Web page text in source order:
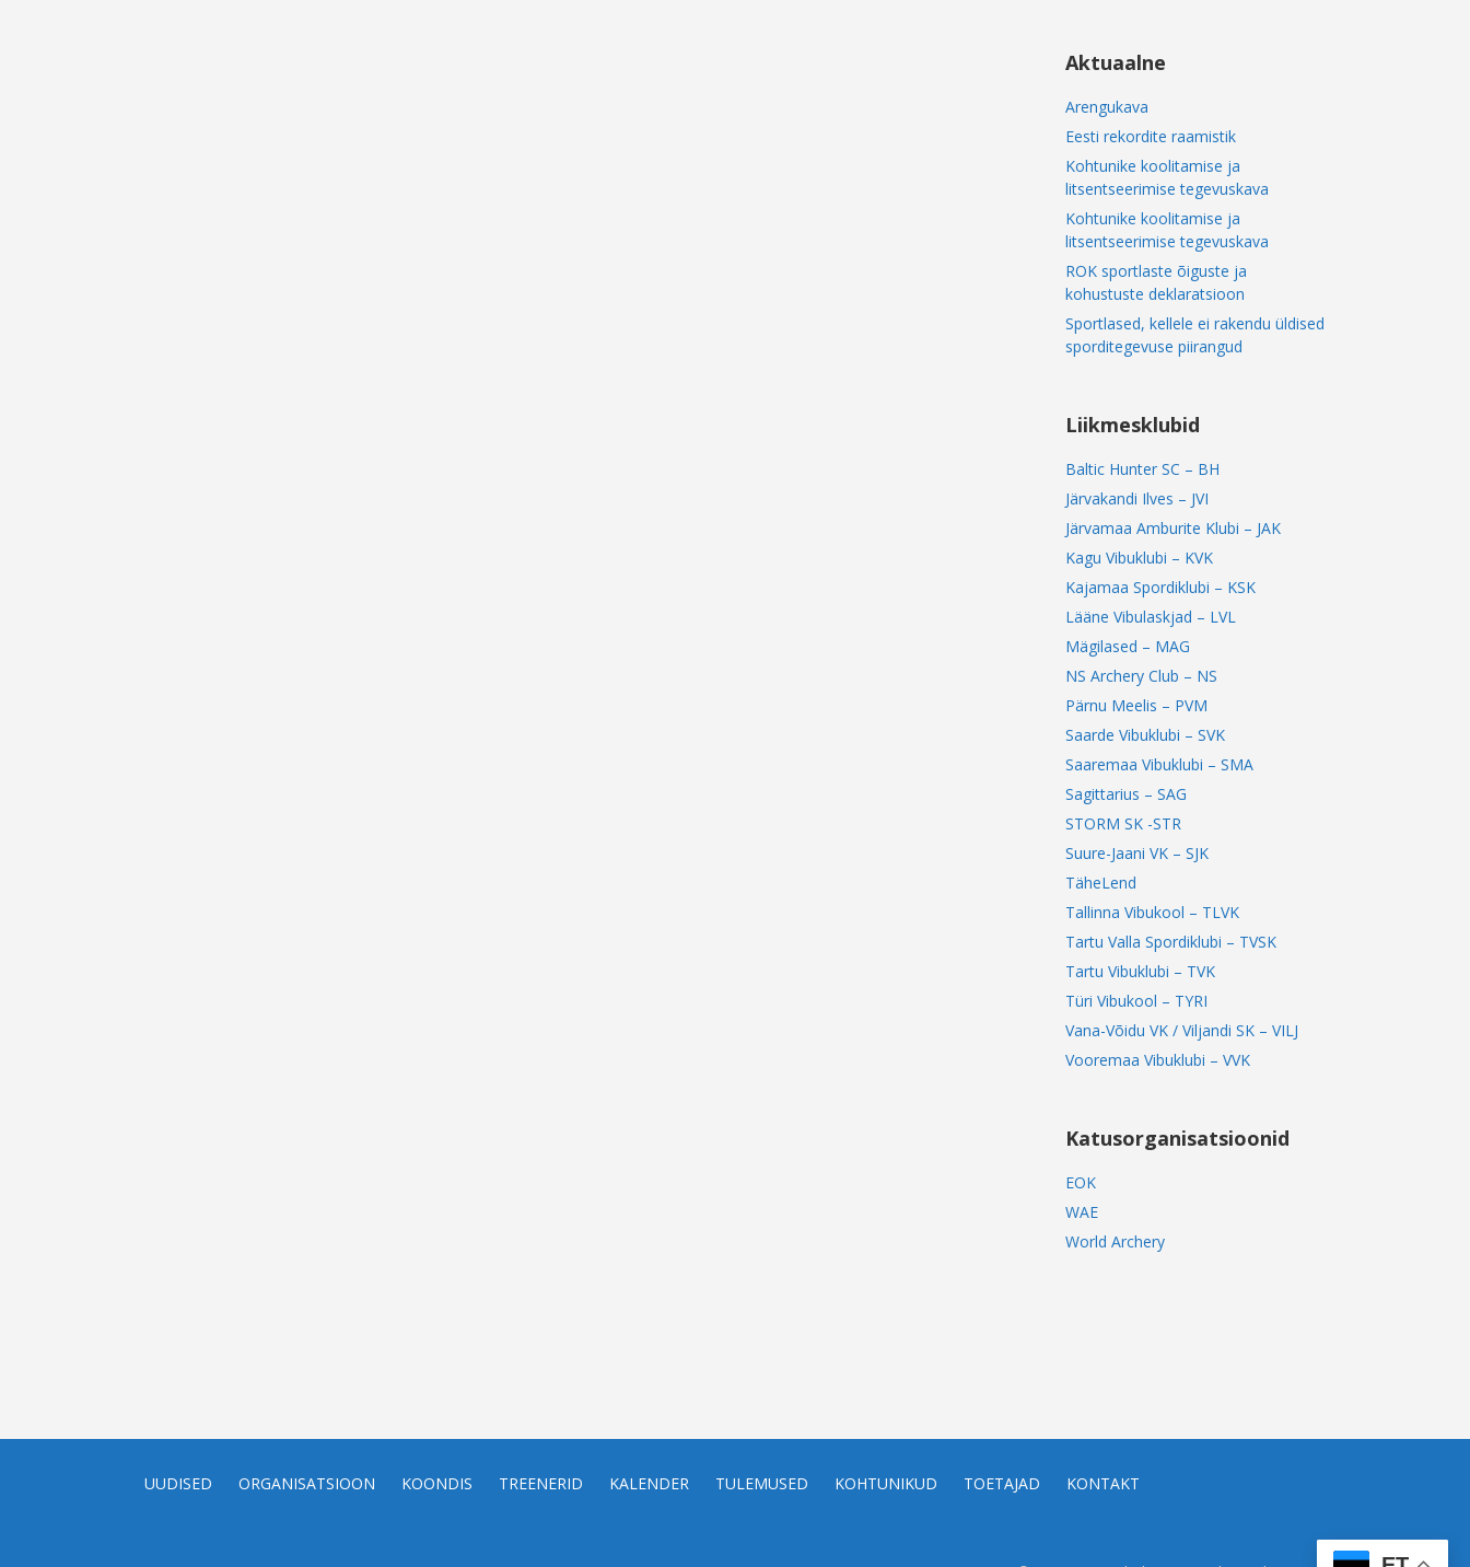
Aktuaalne
Arengukava
Eesti rekordite raamistik
Kohtunike koolitamise ja
litsentseerimise tegevuskava
Kohtunike koolitamise ja
litsentseerimise tegevuskava
ROK sportlaste õiguste ja
kohustuste deklaratsioon
Sportlased, kellele ei rakendu üldised
sporditegevuse piirangud
Liikmesklubid
Baltic Hunter SC – BH
Järvakandi Ilves – JVI
Järvamaa Amburite Klubi – JAK
Kagu Vibuklubi – KVK
Kajamaa Spordiklubi – KSK
Lääne Vibulaskjad – LVL
Mägilased – MAG
NS Archery Club – NS
Pärnu Meelis – PVM
Saarde Vibuklubi – SVK
Saaremaa Vibuklubi – SMA
Sagittarius – SAG
STORM SK -STR
Suure-Jaani VK – SJK
TäheLend
Tallinna Vibukool – TLVK
Tartu Valla Spordiklubi – TVSK
Tartu Vibuklubi – TVK
Türi Vibukool – TYRI
Vana-Võidu VK / Viljandi SK – VILJ
Vooremaa Vibuklubi – VVK
Katusorganisatsioonid
EOK
WAE
World Archery
UUDISED ORGANISATSIOON KOONDIS TREENERID KALENDER TULEMUSED KOHTUNIKUD TOETAJAD KONTAKT